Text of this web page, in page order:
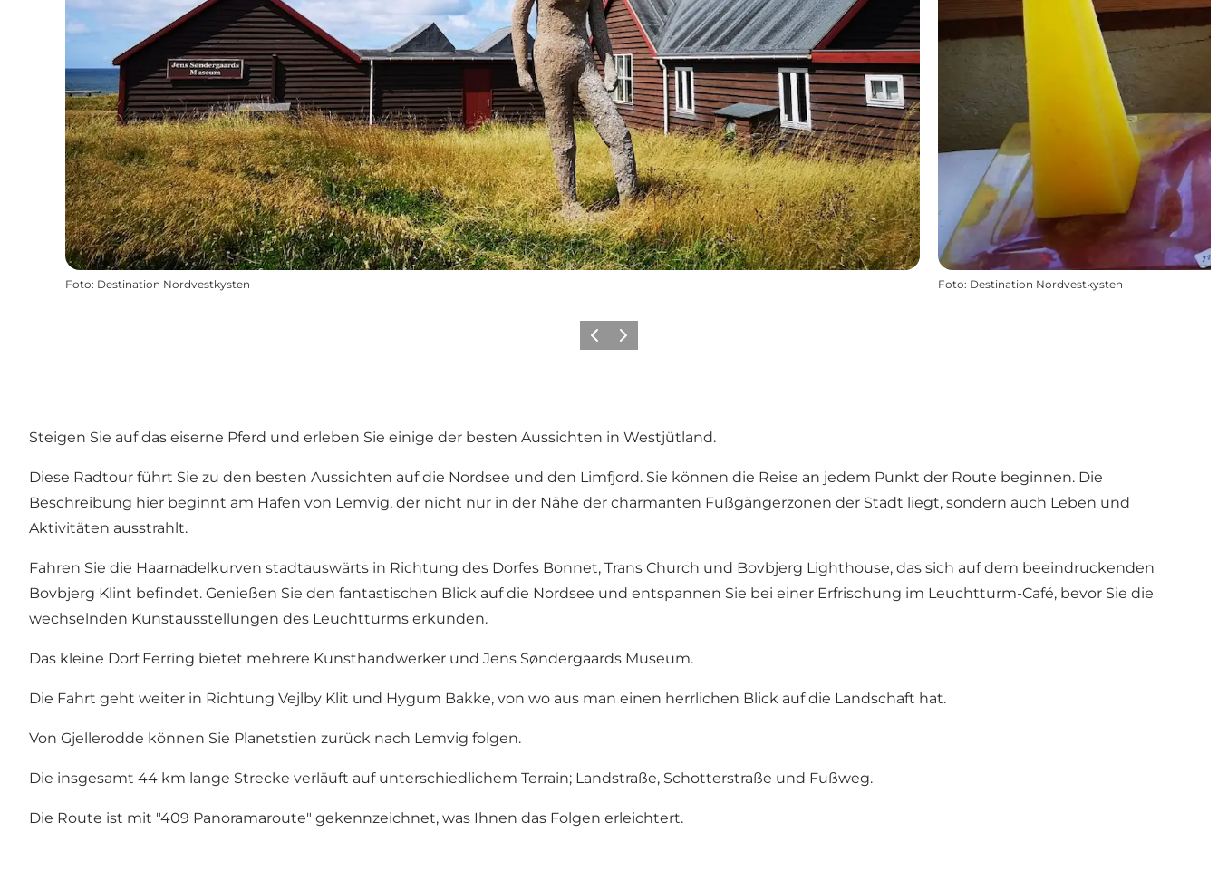
Foto: Destination Nordvestkysten Foto: Destination Nordvestkysten
ZurückWeiter
Steigen Sie auf das eiserne Pferd und erleben Sie einige der besten Aussichten in Westjütland.
Diese Radtour führt Sie zu den besten Aussichten auf die Nordsee und den Limfjord. Sie können die Reise an jedem Punkt der Route beginnen. Die
Beschreibung hier beginnt am Hafen von Lemvig, der nicht nur in der Nähe der charmanten Fußgängerzonen der Stadt liegt, sondern auch Leben und
Aktivitäten ausstrahlt.
Fahren Sie die Haarnadelkurven stadtauswärts in Richtung des Dorfes Bonnet, Trans Church und Bovbjerg Lighthouse, das sich auf dem beeindruckenden
Bovbjerg Klint befindet. Genießen Sie den fantastischen Blick auf die Nordsee und entspannen Sie bei einer Erfrischung im Leuchtturm-Café, bevor Sie die
wechselnden Kunstausstellungen des Leuchtturms erkunden.
Das kleine Dorf Ferring bietet mehrere Kunsthandwerker und Jens Søndergaards Museum.
Die Fahrt geht weiter in Richtung Vejlby Klit und Hygum Bakke, von wo aus man einen herrlichen Blick auf die Landschaft hat.
Von Gjellerodde können Sie Planetstien zurück nach Lemvig folgen.
Die insgesamt 44 km lange Strecke verläuft auf unterschiedlichem Terrain; Landstraße, Schotterstraße und Fußweg.
Die Route ist mit "409 Panoramaroute" gekennzeichnet, was Ihnen das Folgen erleichtert.